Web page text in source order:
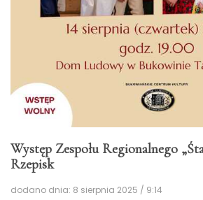
Występ Zespołu Regionalnego
Rzepisk
dodano dnia: 8 sierpnia 2025 / 9:14